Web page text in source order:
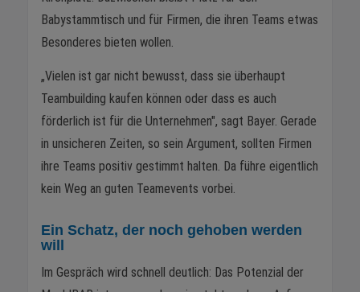
Babystammtisch und für Firmen, die ihren Teams etwas
Besonderes bieten wollen.
„Vielen ist gar nicht bewusst, dass sie überhaupt
Teambuilding kaufen können oder dass es auch
förderlich ist für die Unternehmen", sagt Bayer. Gerade
in unsicheren Zeiten, so sein Argument, sollten Firmen
ihre Teams positiv gestimmt halten. Da führe eigentlich
kein Weg an guten Teamevents vorbei.
Ein Schatz, der noch gehoben werden
will
Im Gespräch wird schnell deutlich: Das Potenzial der